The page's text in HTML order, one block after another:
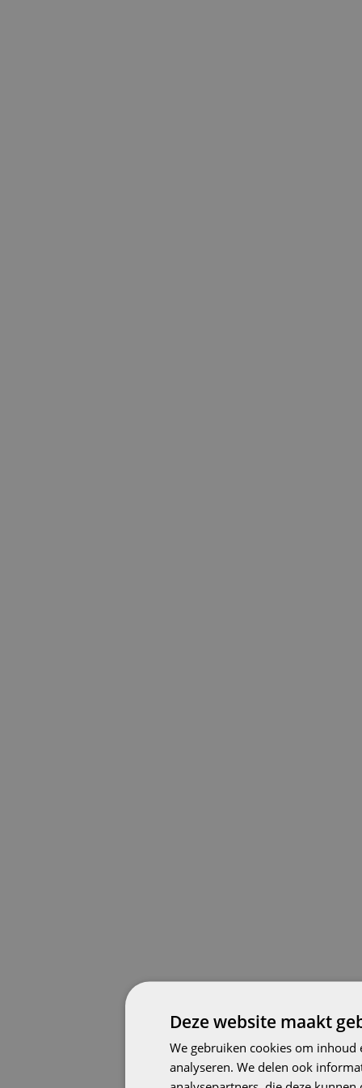
Deze website maakt
We gebruiken cookies om
analyseren. We delen ook